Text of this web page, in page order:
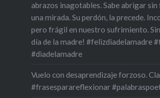
abrazos inagotables. Sabe abrigar
una mirada. Su perdón, la precede.
pero frágil en nuestro sufrimiento.
día de la madre! #felizdiadelamadre
#diadelamadre
Vuelo con desaprendizaje forzoso.
#frasesparareflexionar